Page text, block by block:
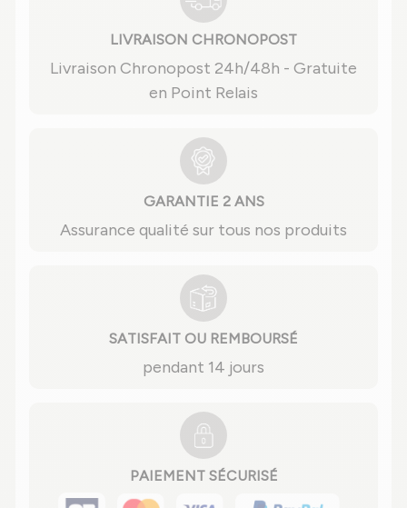
LIVRAISON CHRONOPOST
Livraison Chronopost 24h/48h - Gratuite
en Point Relais
GARANTIE 2 ANS
Assurance qualité sur tous nos produits
SATISFAIT OU REMBOURSÉ
pendant 14 jours
PAIEMENT SÉCURISÉ